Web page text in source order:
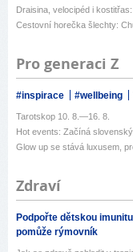
Draisina, velocipéd i
Cestovní horečka šlechty:
Pro generaci Z
#inspirace #wellbeing
Tarotskop 10. 8.—16. 8.
Hot events: Začíná
Glow up se stává luxusem,
Zdraví
Podpořte dětskou imunitu
pomůže rýmovník